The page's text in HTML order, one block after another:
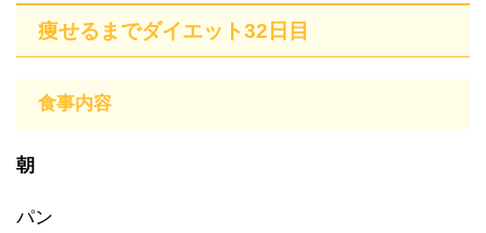
痩せるまでダイエット32日目
食事内容
朝
パン